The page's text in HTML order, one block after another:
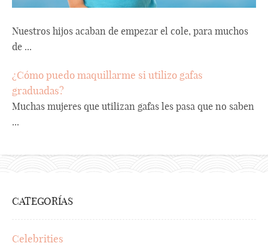
Nuestros hijos acaban de empezar el cole, para muchos
de ...
¿Cómo puedo maquillarme si utilizo gafas
graduadas?
Muchas mujeres que utilizan gafas les pasa que no saben
...
CATEGORÍAS
Celebrities